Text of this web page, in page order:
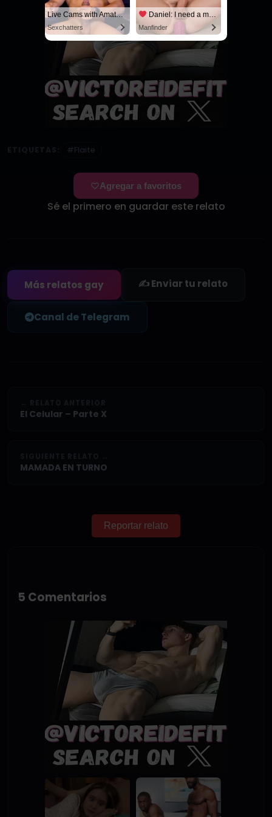
#Flaite
Agregar a favoritos
Sé el primero en guardar este relato
Más relatos gay ✍️ Enviar tu relato
Canal de Telegram
El Celular – Parte X
MAMADA EN TURNO
Reportar relato
5 Comentarios
Live Cams with Amateur Men
Sexchatters
Daniel: I need a man for a spicy night...
Manfinder